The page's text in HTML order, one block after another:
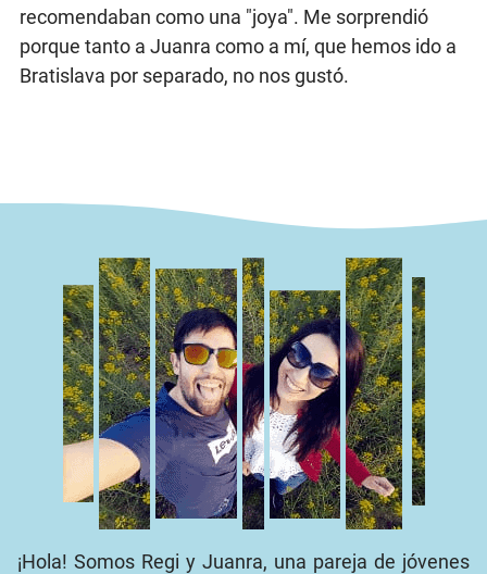
recomendaban como una "joya". Me sorprendió
porque tanto a Juanra como a mí, que hemos ido a
Bratislava por separado, no nos gustó.
¡Hola! Somos Regi y Juanra, una pareja de jóvenes